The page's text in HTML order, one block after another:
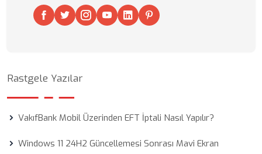
Rastgele Yazılar
VakıfBank Mobil Üzerinden EFT İptali Nasıl Yapılır?
Windows 11 24H2 Güncellemesi Sonrası Mavi Ekran